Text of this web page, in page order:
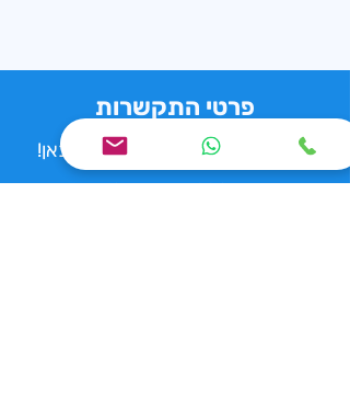
פרטי התקשרות
ההנפה הראשונה שלך מתחילה כאן!
055-563-9904